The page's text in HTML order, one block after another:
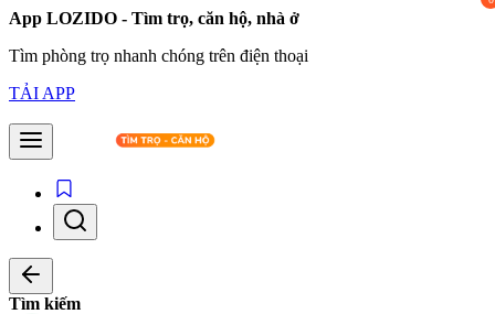
App LOZIDO - Tìm trọ, căn hộ, nhà ở
Tìm phòng trọ nhanh chóng trên điện thoại
TẢI APP
Tìm kiếm